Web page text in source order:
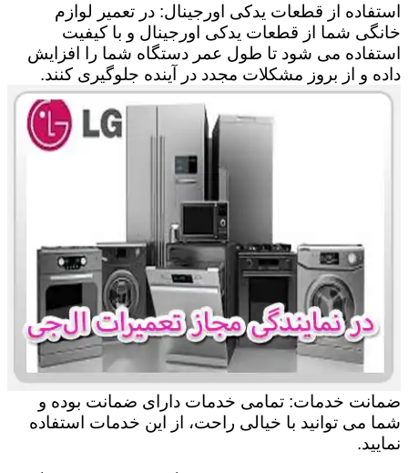
استفاده از قطعات یدکی اورجینال: در تعمیر لوازم
خانگی شما از قطعات یدکی اورجینال و با کیفیت
استفاده می شود تا طول عمر دستگاه شما را افزایش
داده و از بروز مشکلات مجدد در آینده جلوگیری کنند.
ضمانت خدمات: تمامی خدمات دارای ضمانت بوده و
شما می توانید با خیالی راحت، از این خدمات استفاده
نمایید.